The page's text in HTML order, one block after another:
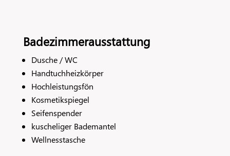
Badezimmerausstattung
Dusche / WC
Handtuchheizkörper
Hochleistungsfön
Kosmetikspiegel
Seifenspender
kuscheliger Bademantel
Wellnesstasche